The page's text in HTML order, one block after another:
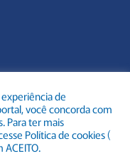
de
você concorda com
Para ter mais
Política de cookies (